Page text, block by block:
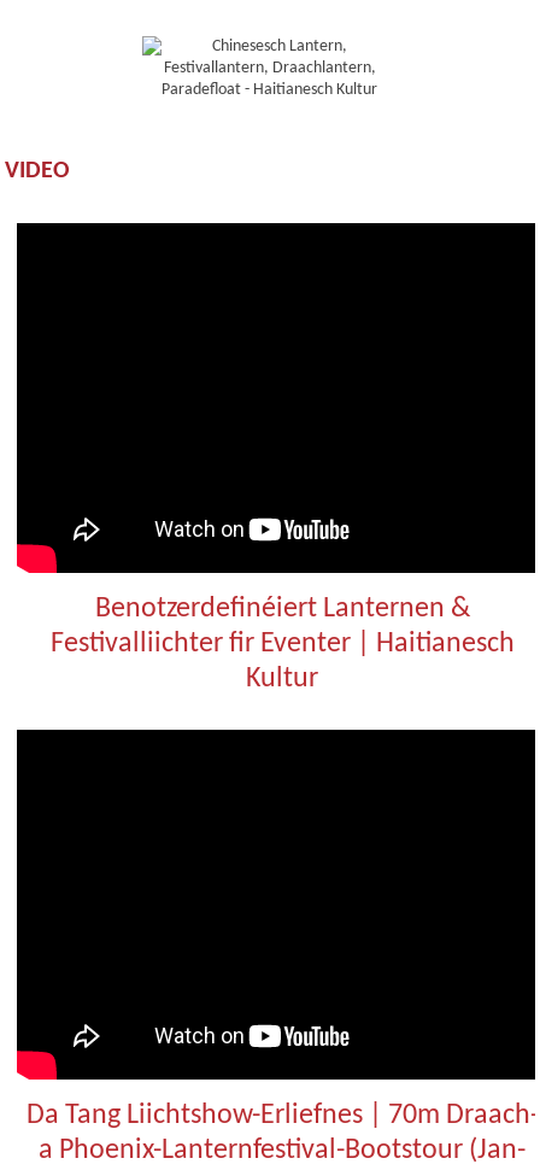
VIDEO
Benotzerdefinéiert Lanternen &
Festivalliichter fir Eventer | Haitianesch
Kultur
Da Tang Liichtshow-Erliefnes | 70m Draach-
a Phoenix-Lanternfestival-Bootstour (Jan-